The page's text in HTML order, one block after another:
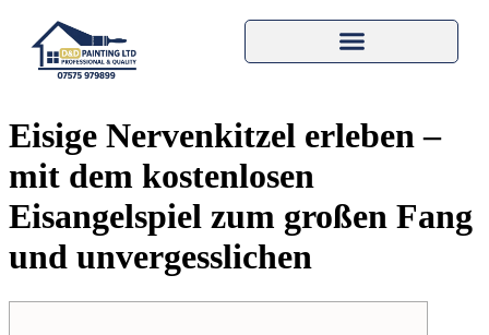
Eisige Nervenkitzel erleben –
mit dem kostenlosen
Eisangelspiel zum großen Fang
und unvergesslichen